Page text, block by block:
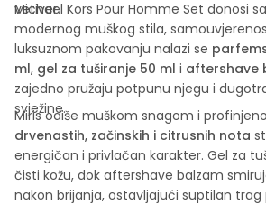
vetiver.
Michael Kors Pour Homme Set donosi
modernog muškog stila,
luksuznom pakovanju nalazi se
ml, gel za tuširanje 50 ml i aftershave
zajedno pružaju potpunu njegu i
svježine.
Miris odiše muškom snagom i
drvenastih, začinskih i citrusnih nota
energičan i privlačan karakter. Gel za
čisti kožu, dok aftershave balzam
nakon brijanja, ostavljajući suptilan